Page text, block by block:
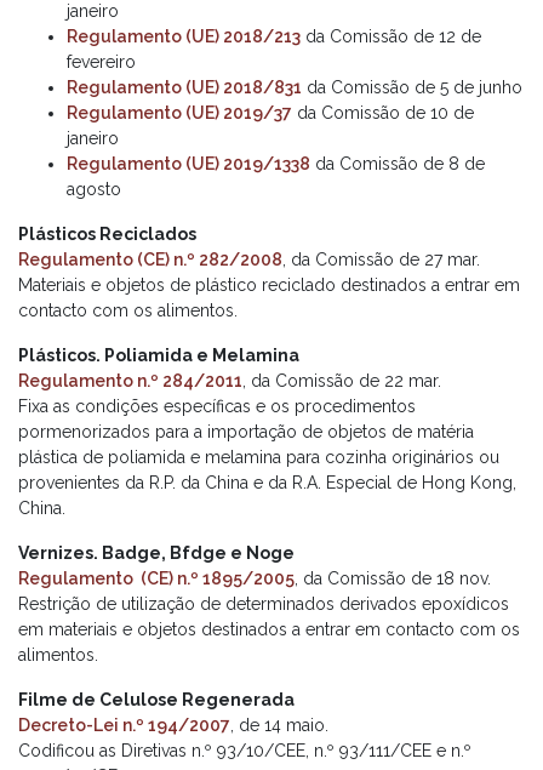
janeiro
Regulamento (UE) 2018/213 da Comissão de 12 de
fevereiro
Regulamento (UE) 2018/831 da Comissão de 5 de junho
Regulamento (UE) 2019/37 da Comissão de 10 de
janeiro
Regulamento (UE) 2019/1338 da Comissão de 8 de
agosto
Plásticos Reciclados
Regulamento (CE) n.º 282/2008 , da Comissão de 27 mar.
Materiais e objetos de plástico reciclado destinados a entrar em
contacto com os alimentos.
Plásticos. Poliamida e Melamina
Regulamento n.º 284/2011 , da Comissão de 22 mar.
Fixa as condições específicas e os procedimentos
pormenorizados para a importação de objetos de matéria
plástica de poliamida e melamina para cozinha originários ou
provenientes da R.P. da China e da R.A. Especial de Hong Kong,
China.
Vernizes. Badge, Bfdge e Noge
Regulamento (CE) n.º 1895/2005 , da Comissão de 18 nov.
Restrição de utilização de determinados derivados epoxídicos
em materiais e objetos destinados a entrar em contacto com os
alimentos.
Filme de Celulose Regenerada
Decreto-Lei n.º 194/2007 , de 14 maio.
Codificou as Diretivas n.º 93/10/CEE, n.º 93/111/CEE e n.º